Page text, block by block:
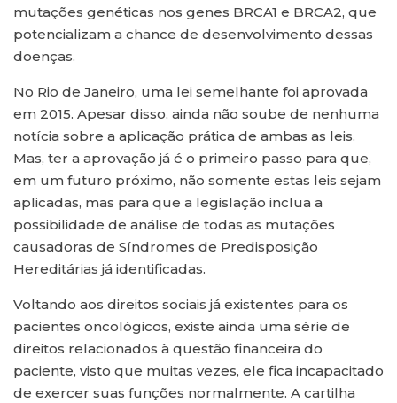
mutações genéticas nos genes BRCA1 e BRCA2, que
potencializam a chance de desenvolvimento dessas
doenças.
No Rio de Janeiro, uma lei semelhante foi aprovada
em 2015. Apesar disso, ainda não soube de nenhuma
notícia sobre a aplicação prática de ambas as leis.
Mas, ter a aprovação já é o primeiro passo para que,
em um futuro próximo, não somente estas leis sejam
aplicadas, mas para que a legislação inclua a
possibilidade de análise de todas as mutações
causadoras de Síndromes de Predisposição
Hereditárias já identificadas.
Voltando aos direitos sociais já existentes para os
pacientes oncológicos, existe ainda uma série de
direitos relacionados à questão financeira do
paciente, visto que muitas vezes, ele fica incapacitado
de exercer suas funções normalmente. A cartilha